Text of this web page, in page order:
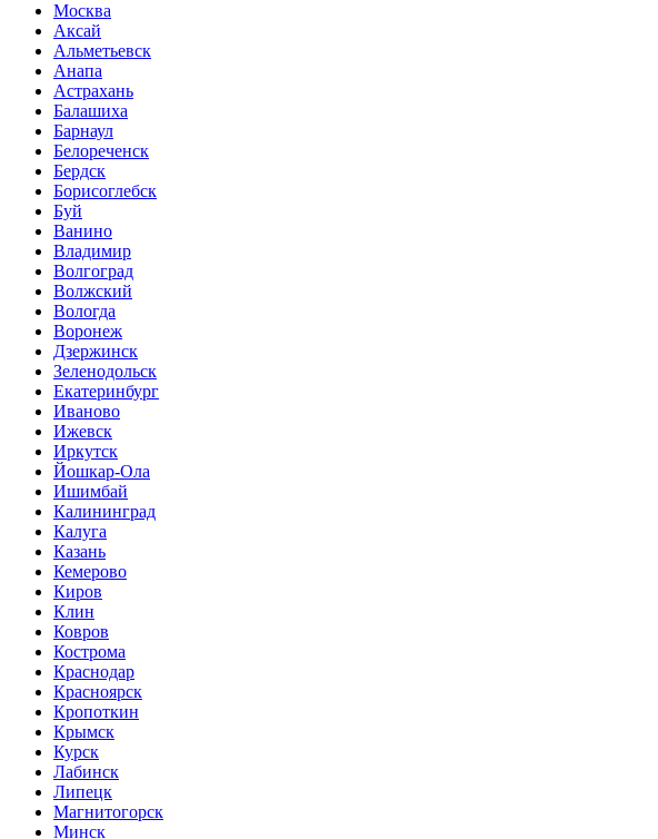
Москва
Аксай
Альметьевск
Анапа
Астрахань
Балашиха
Барнаул
Белореченск
Бердск
Борисоглебск
Буй
Ванино
Владимир
Волгоград
Волжский
Вологда
Воронеж
Дзержинск
Зеленодольск
Екатеринбург
Иваново
Ижевск
Иркутск
Йошкар-Ола
Ишимбай
Калининград
Калуга
Казань
Кемерово
Киров
Клин
Ковров
Кострома
Краснодар
Красноярск
Кропоткин
Крымск
Курск
Лабинск
Липецк
Магнитогорск
Минск